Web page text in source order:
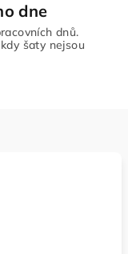
dne
dnů.
šaty nejsou